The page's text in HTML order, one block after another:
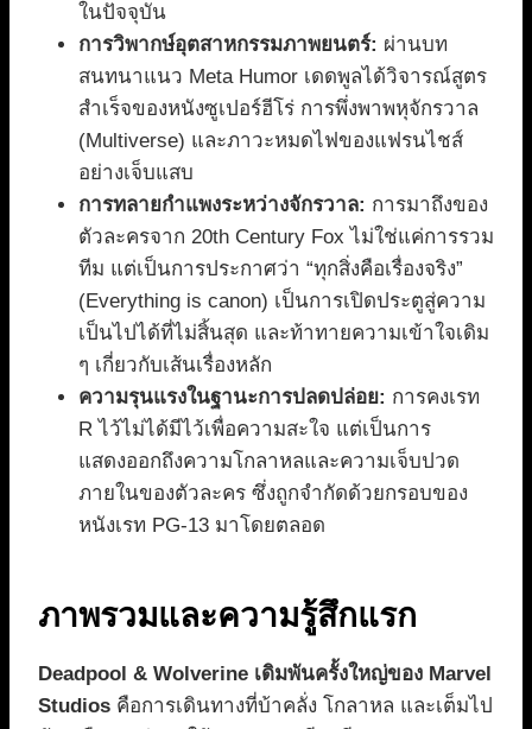
ในปัจจุบัน
การวิพากษ์อุตสาหกรรมภาพยนตร์: ผ่านบท
สนทนาแนว Meta Humor เดดพูลได้วิจารณ์สูตร
สำเร็จของหนังซูเปอร์ฮีโร่ การพึ่งพาพหุจักรวาล
(Multiverse) และภาวะหมดไฟของแฟรนไชส์
อย่างเจ็บแสบ
การทลายกำแพงระหว่างจักรวาล: การมาถึงของ
ตัวละครจาก 20th Century Fox ไม่ใช่แค่การรวม
ทีม แต่เป็นการประกาศว่า “ทุกสิ่งคือเรื่องจริง”
(Everything is canon) เป็นการเปิดประตูสู่ความ
เป็นไปได้ที่ไม่สิ้นสุด และท้าทายความเข้าใจเดิม
ๆ เกี่ยวกับเส้นเรื่องหลัก
ความรุนแรงในฐานะการปลดปล่อย: การคงเรท
R ไว้ไม่ได้มีไว้เพื่อความสะใจ แต่เป็นการ
แสดงออกถึงความโกลาหลและความเจ็บปวด
ภายในของตัวละคร ซึ่งถูกจำกัดด้วยกรอบของ
หนังเรท PG-13 มาโดยตลอด
ภาพรวมและความรู้สึกแรก
Deadpool & Wolverine เดิมพันครั้งใหญ่ของ Marvel
Studios คือการเดินทางที่บ้าคลั่ง โกลาหล และเต็มไป